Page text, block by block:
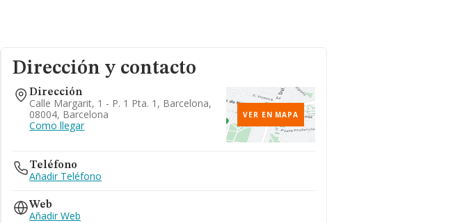
Dirección y contacto
Dirección
Calle Margarit, 1 - P. 1 Pta. 1, Barcelona,
08004, Barcelona
Como llegar
VER EN MAPA
Teléfono
Añadir Teléfono
Web
Añadir Web